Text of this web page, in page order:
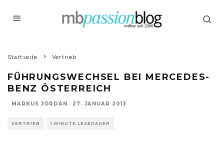
Startseite Vertrieb
FÜHRUNGSWECHSEL BEI MERCEDES-
BENZ ÖSTERREICH
MARKUS JORDAN · 27. JANUAR 2013
VERTRIEB 1 MINUTE LESEDAUER